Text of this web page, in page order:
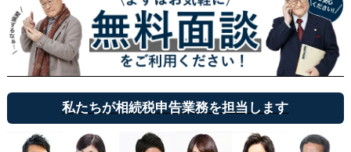
私たちが相続税申告業務を担当します